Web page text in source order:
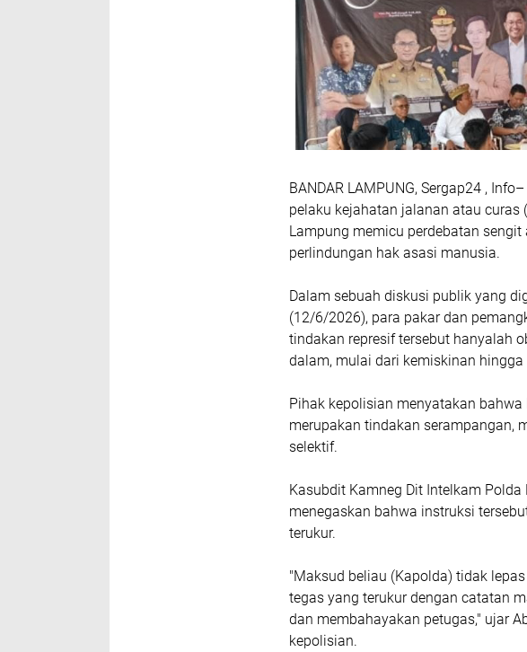
BANDAR LAMPUNG, Sergap24 ,
pelaku kejahatan jalanan atau curas
Lampung memicu perdebatan
perlindungan hak asasi manusia.
Dalam sebuah diskusi publik yang
(12/6/2026), para pakar dan
tindakan represif tersebut hanyalah
dalam, mulai dari kemiskinan hingga
Pihak kepolisian menyatakan
merupakan tindakan serampangan,
selektif.
Kasubdit Kamneg Dit Intelkam
menegaskan bahwa instruksi
terukur.
"Maksud beliau (Kapolda) tidak
tegas yang terukur dengan catatan
dan membahayakan petugas," ujar
kepolisian.